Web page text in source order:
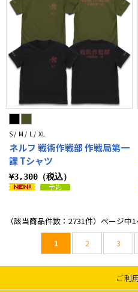
S / M / L / XL
ネルフ 戦術作戦部 作戦局第一
課 Tシャツ
¥3,300（税込）
（該当商品件数：2731件）ページ中
1 2 3
ご利